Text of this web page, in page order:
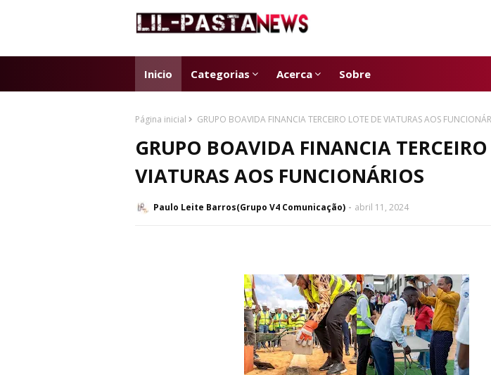
Inicio Categorias Acerca Sobre
Página inicial GRUPO BOAVIDA FINANCIA TERCEIRO LOTE DE VIATURAS AOS
GRUPO BOAVIDA FINANCIA
VIATURAS AOS FUNCIONÁRIOS
Paulo Leite Barros(Grupo V4 Comunicação) abril 11, 2024